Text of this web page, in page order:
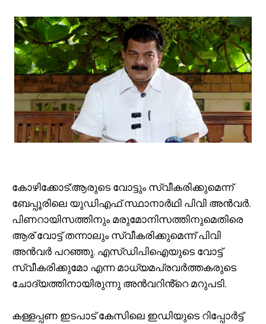
കോഴിക്കോട്:ആരുടെ വോട്ടും സ്വീകരിക്കുമെന്ന്
ബേപ്പൂരിലെ യുഡിഎഫ് സ്ഥാനാർഥി പിവി അൻവർ.
പിണറായിസത്തിനും മരുമോനിസത്തിനുമെതിരെ
ആര് വോട്ട് തന്നാലും സ്വീകരിക്കുമെന്ന് പിവി
അൻവർ പറഞ്ഞു. എസ്ഡിപിഐയുടെ വോട്ട്
സ്വീകരിക്കുമോ എന്ന മാധ്യമപ്രവർത്തകരുടെ
ചോദ്യത്തിനായിരുന്നു അൻവറിൻ്റെ മറുപടി.
കള്ളപ്പണ ഇടപാട് കേസിലെ ഇഡിയുടെ റിപ്പോർട്ട്